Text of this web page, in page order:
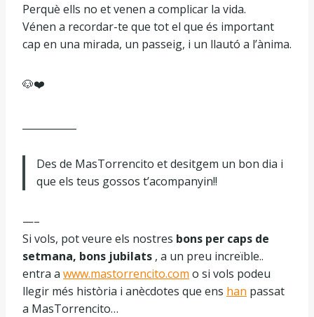
Perquè ells no et venen a complicar la vida.
Vénen a recordar-te que tot el que és important
cap en una mirada, un passeig, i un llautó a l’ànima.
🐶❤️
Des de MasTorrencito et desitgem un bon dia i
que els teus gossos t’acompanyin!!
—–
Si vols, pot veure els nostres bons per caps de
setmana, bons jubilats , a un preu increïble..
entra a www.mastorrencito.com o si vols podeu
llegir més història i anècdotes que ens han passat
a MasTorrencito…